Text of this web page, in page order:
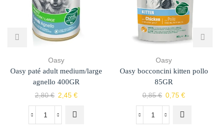
Oasy
Oasy paté adult medium/large
agnello 400GR
2,80€ 2,45 €
Oasy
Oasy bocconcini kitten pollo
85GR
0,85€ 0,75 €